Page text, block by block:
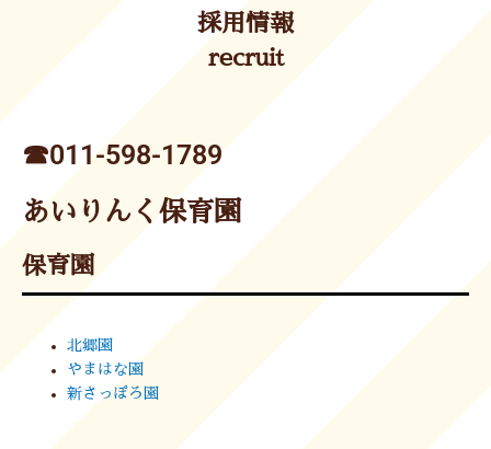
採用情報
recruit
☎︎011-598-1789
あいりんく保育園
保育園
北郷園
やまはな園
新さっぽろ園